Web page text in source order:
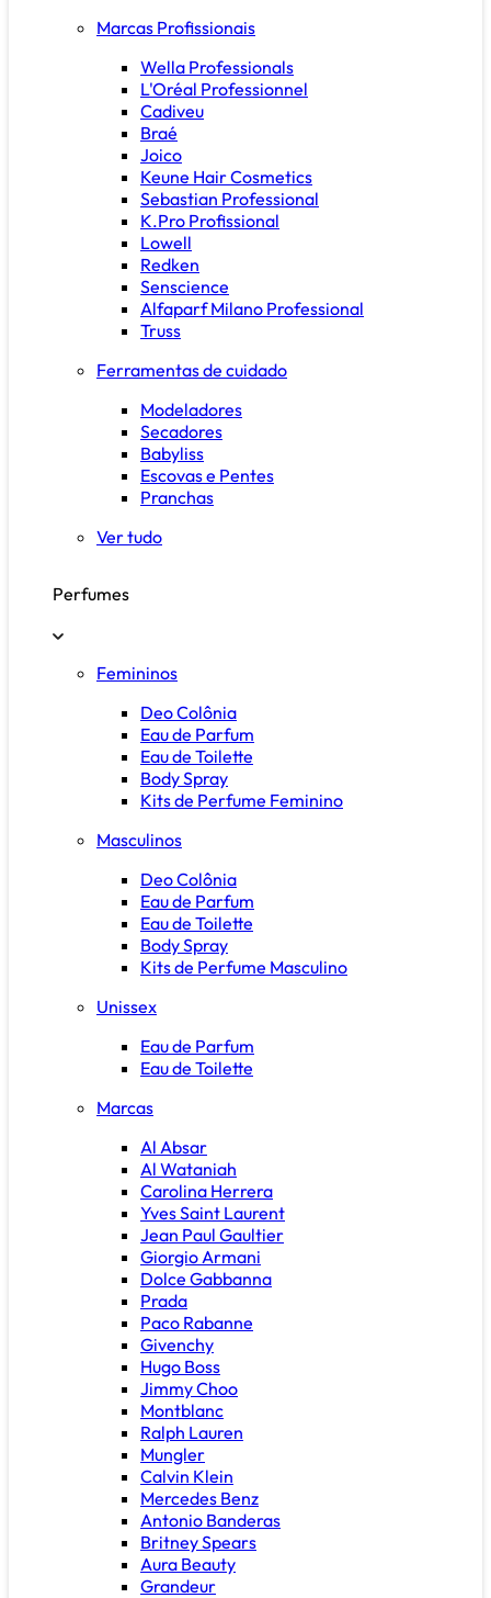
Marcas Profissionais
Wella Professionals
L'Oréal Professionnel
Cadiveu
Braé
Joico
Keune Hair Cosmetics
Sebastian Professional
K.Pro Profissional
Lowell
Redken
Senscience
Alfaparf Milano Professional
Truss
Ferramentas de cuidado
Modeladores
Secadores
Babyliss
Escovas e Pentes
Pranchas
Ver tudo
Perfumes
Femininos
Deo Colônia
Eau de Parfum
Eau de Toilette
Body Spray
Kits de Perfume Feminino
Masculinos
Deo Colônia
Eau de Parfum
Eau de Toilette
Body Spray
Kits de Perfume Masculino
Unissex
Eau de Parfum
Eau de Toilette
Marcas
Al Absar
Al Wataniah
Carolina Herrera
Yves Saint Laurent
Jean Paul Gaultier
Giorgio Armani
Dolce Gabbanna
Prada
Paco Rabanne
Givenchy
Hugo Boss
Jimmy Choo
Montblanc
Ralph Lauren
Mungler
Calvin Klein
Mercedes Benz
Antonio Banderas
Britney Spears
Aura Beauty
Grandeur